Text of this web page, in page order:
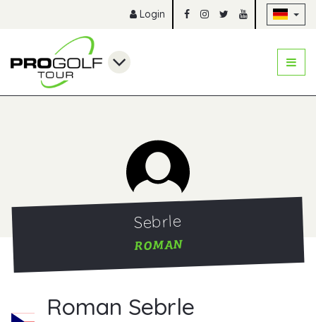
Login
Sebrle
ROMAN
Roman Sebrle